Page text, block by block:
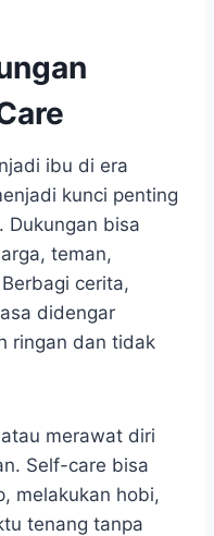
ibu di era
kunci penting
Dukungan bisa
teman,
cerita,
didengar
ringan dan tidak
merawat diri
Self-care bisa
melakukan hobi,
tenang tanpa